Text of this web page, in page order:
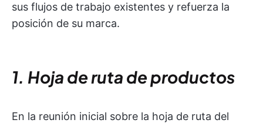
sus flujos de trabajo existentes y refuerza la
posición de su marca.
1. Hoja de ruta de productos
En la reunión inicial sobre la hoja de ruta del